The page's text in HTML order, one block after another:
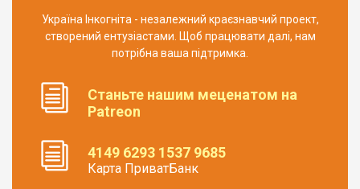
Україна Інкогніта - незалежний краєзнавчий проект,
створений ентузіастами. Щоб працювати далі, нам
потрібна ваша підтримка.
Станьте нашим меценатом на
Patreon
4149 6293 1537 9685
Карта ПриватБанк